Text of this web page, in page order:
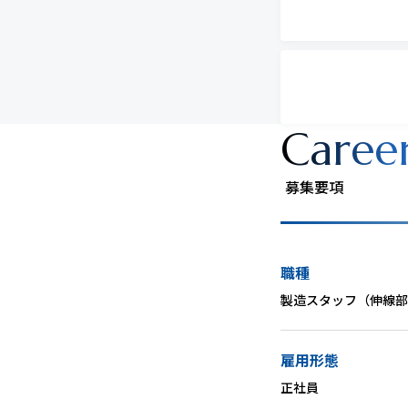
募集要項
職種
製造スタッフ（伸線
雇用形態
正社員